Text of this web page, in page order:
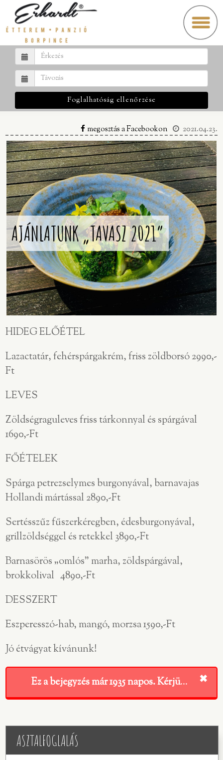
Foglalhatóság ellenőrzése
megosztás a Facebookon 2021.04.23.
AJÁNLATUNK „TAVASZ 2021”
HIDEG ELŐÉTEL
Lazactatár, fehérspárgakrém, friss zöldborsó 2990,-
Ft
LEVES
Zöldségraguleves friss tárkonnyal és spárgával
1690,-Ft
FŐÉTELEK
Spárga petrezselymes burgonyával, barnavajas
Hollandi mártással 2890,-Ft
Sertésszűz fűszerkéregben, édesburgonyával,
grillzöldséggel és retekkel 3890,-Ft
Barnasörös „omlós” marha, zöldspárgával,
brokkolival 4890,-Ft
DESSZERT
Eszperesszó-hab, mangó, morzsa 1590,-Ft
Jó étvágyat kívánunk!
ⓘEz a bejegyzés már1935napos. Kérjük ezt vegye figyelembe a tartalom kapcsán! ✖
ASZTALFOGLALÁS